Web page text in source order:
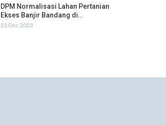
DPM Normalisasi Lahan Pertanian
Ekses Banjir Bandang di…
23 Dec 2023